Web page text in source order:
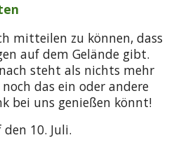
mitteilen zu können, dass
auf dem Gelände gibt.
steht als nichts mehr
das ein oder andere
bei uns genießen könnt!
10. Juli.